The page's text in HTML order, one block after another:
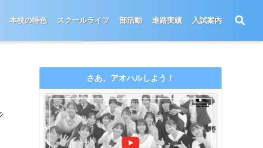
本校の特色 スクールライフ 部活動 進路実績 入試案内
さあ、アオハルしよう！